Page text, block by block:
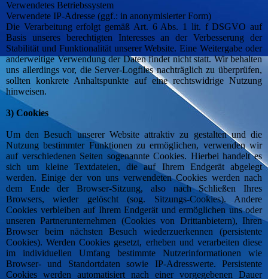
Verwendetes Betriebssystem
Verwendete IP-Adresse (ggf.: in anonymisierter Form)
Die Verarbeitung erfolgt gemäß Art. 6 Abs. 1 lit. f DSGVO auf
Basis unseres berechtigten Interesses an der Verbesserung der
Stabilität und Funktionalität unserer Website. Eine Weitergabe oder
anderweitige Verwendung der Daten findet nicht statt. Wir behalten
uns allerdings vor, die Server-Logfiles nachträglich zu überprüfen,
sollten konkrete Anhaltspunkte auf eine rechtswidrige Nutzung
hinweisen.
3) Cookies
Um den Besuch unserer Website attraktiv zu gestalten und die
Nutzung bestimmter Funktionen zu ermöglichen, verwenden wir
auf verschiedenen Seiten sogenannte Cookies. Hierbei handelt es
sich um kleine Textdateien, die auf Ihrem Endgerät abgelegt
werden. Einige der von uns verwendeten Cookies werden nach
dem Ende der Browser-Sitzung, also nach Schließen Ihres
Browsers, wieder gelöscht (sog. Sitzungs-Cookies). Andere
Cookies verbleiben auf Ihrem Endgerät und ermöglichen uns oder
unseren Partnerunternehmen (Cookies von Drittanbietern), Ihren
Browser beim nächsten Besuch wiederzuerkennen (persistente
Cookies). Werden Cookies gesetzt, erheben und verarbeiten diese
im individuellen Umfang bestimmte Nutzerinformationen wie
Browser- und Standortdaten sowie IP-Adresswerte. Persistente
Cookies werden automatisiert nach einer vorgegebenen Dauer